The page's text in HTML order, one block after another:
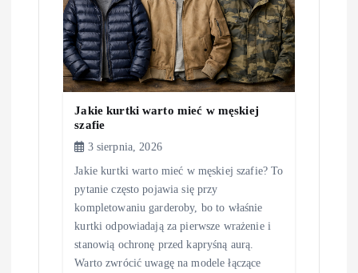
Jakie kurtki warto mieć w męskiej
szafie
3 sierpnia, 2026
Jakie kurtki warto mieć w męskiej szafie? To
pytanie często pojawia się przy
kompletowaniu garderoby, bo to właśnie
kurtki odpowiadają za pierwsze wrażenie i
stanowią ochronę przed kapryśną aurą.
Warto zwrócić uwagę na modele łączące